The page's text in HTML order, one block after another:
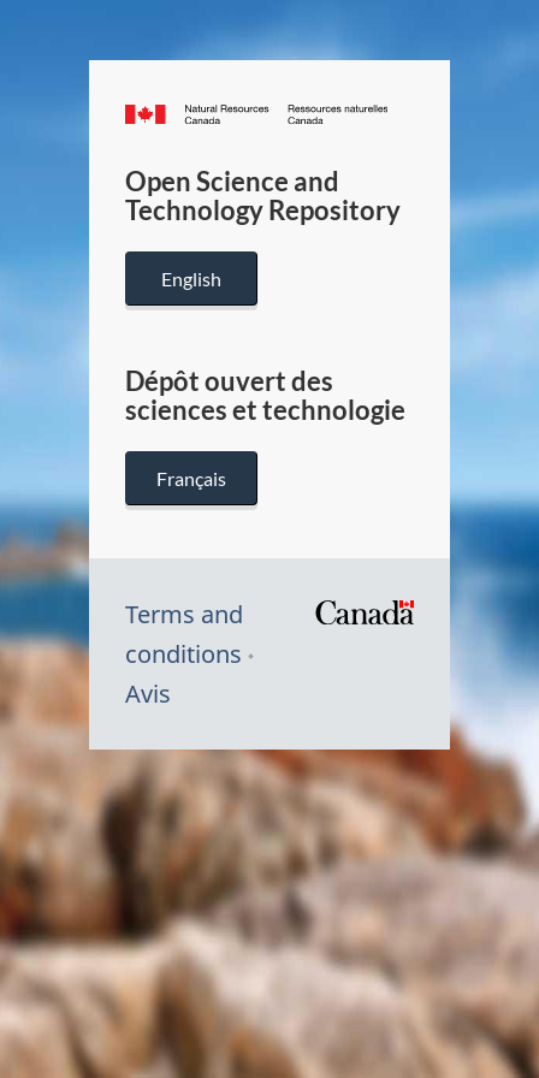
Canada.ca
/
Canada
Open Science and
Technology Repository
English
Dépôt ouvert des
sciences et technologie
Français
Terms and
conditions
Avis
Symbole
du
Canada